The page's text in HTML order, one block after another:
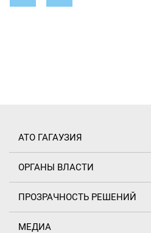
АТО ГАГАУЗИЯ
ОРГАНЫ ВЛАСТИ
ПРОЗРАЧНОСТЬ РЕШЕНИЙ
МЕДИА